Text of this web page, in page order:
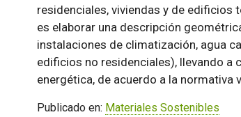
residenciales, viviendas y de edificios
es elaborar una descripción
instalaciones de climatización, agua
edificios no residenciales), llevando a
energética, de acuerdo a la normativa
Publicado en: Materiales Sostenibles